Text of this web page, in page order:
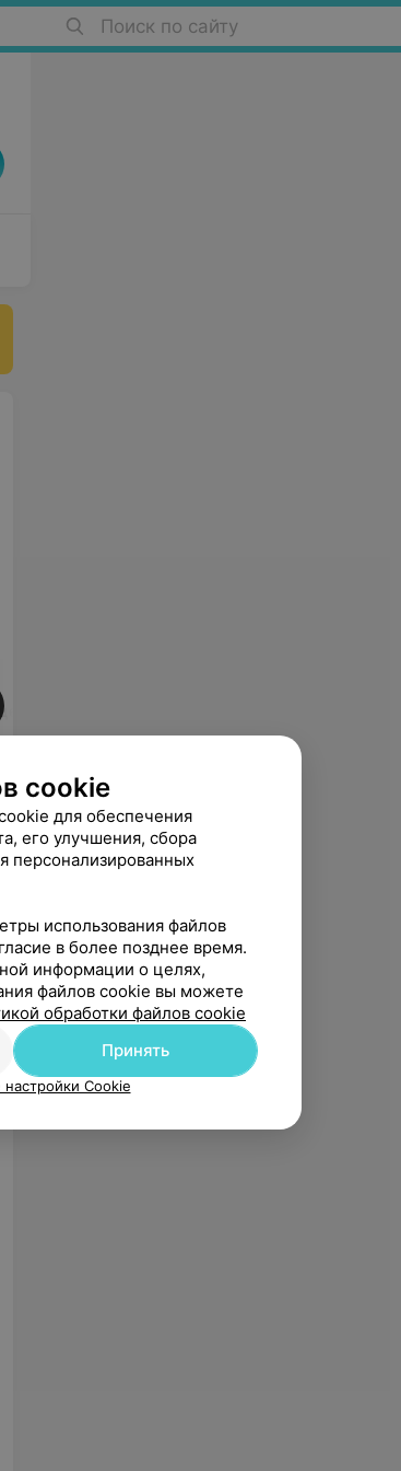
Поиск по сайту
cookie
для обеспечения
его улучшения, сбора
персонализированных
использования файлов
в более позднее время.
информации о целях,
файлов cookie вы можете
обработки файлов cookie
Принять
Cookie